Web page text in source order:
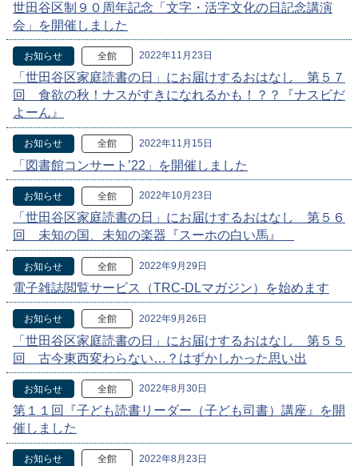
世田谷区制９０周年記念「文字・活字文化の日記念講演
会」を開催しました
お知らせ 全館 2022年11月23日
「世田谷区家庭読書の日」にお届けするおはなし 第５７
回 食欲の秋！ナスがすきになれるかも！？？『ナスビだ
よーん』
お知らせ 全館 2022年11月15日
「図書館コンサート’22」を開催しました
お知らせ 全館 2022年10月23日
「世田谷区家庭読書の日」にお届けするおはなし 第５６
回 未知の国、未知の楽器『スーホの白い馬』
お知らせ 全館 2022年9月29日
電子雑誌閲覧サービス（TRC-DLマガジン）を始めます
お知らせ 全館 2022年9月26日
「世田谷区家庭読書の日」にお届けするおはなし 第５５
回 古今東西変わらない…？はずかしかった思い出
お知らせ 全館 2022年8月30日
第１１回『子ども読書リーダー（子ども司書）講座』を開
催しました
お知らせ 全館 2022年8月23日